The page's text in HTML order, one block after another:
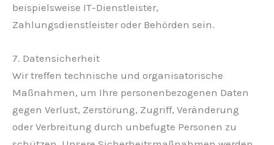
beispielsweise IT-Dienstleister,
Zahlungsdienstleister oder Behörden sein.
7. Datensicherheit
Wir treffen technische und organisatorische
Maßnahmen, um Ihre personenbezogenen Daten
gegen Verlust, Zerstörung, Zugriff, Veränderung
oder Verbreitung durch unbefugte Personen zu